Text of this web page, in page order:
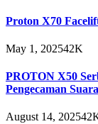
Proton X70
May 1, 202542K
PROTON X50
Pengecaman
August 14, 2025